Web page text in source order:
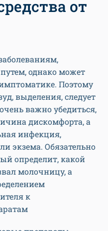
от
однако может
Поэтому
выделения, следует
важно убедиться,
дискомфорта, а
инфекция,
экзема. Обязательно
определит, какой
молочницу, а
к